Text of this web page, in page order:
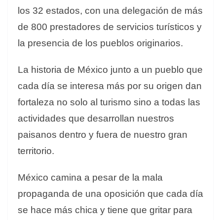
los 32 estados, con una delegación de más
de 800 prestadores de servicios turísticos y
la presencia de los pueblos originarios.
La historia de México junto a un pueblo que
cada día se interesa más por su origen dan
fortaleza no solo al turismo sino a todas las
actividades que desarrollan nuestros
paisanos dentro y fuera de nuestro gran
territorio.
México camina a pesar de la mala
propaganda de una oposición que cada día
se hace más chica y tiene que gritar para